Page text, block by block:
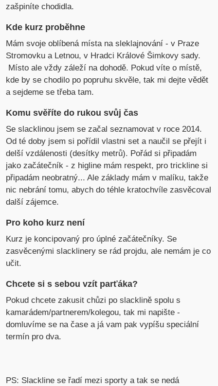
zašpiníte chodidla.
Kde kurz proběhne
Mám svoje oblíbená místa na sleklajnování - v Praze
Stromovku a Letnou, v Hradci Králové Šimkovy sady.
Místo ale vždy záleží na dohodě. Pokud víte o místě,
kde by se chodilo po popruhu skvěle, tak mi dejte vědět
a sejdeme se třeba tam.
Komu svěříte do rukou svůj čas
Se slacklinou jsem se začal seznamovat v roce 2014.
Od té doby jsem si pořídil vlastni set a naučil se přejít i
delší vzdálenosti (desítky metrů). Pořád si připadám
jako začátečník - z higline mám respekt, pro trickline si
připadám neobratný... Ale základy mám v malíku, takže
nic nebrání tomu, abych do téhle kratochvíle zasvěcoval
další zájemce.
Pro koho kurz není
Kurz je koncipovaný pro úplné začátečníky. Se
zasvěcenými slacklinery se rád projdu, ale nemám je co
učit.
Chcete si s sebou vzít parťáka?
Pokud chcete zakusit chůzi po slacklině spolu s
kamarádem/partnerem/kolegou, tak mi napište -
domluvíme se na čase a já vam pak vypíšu speciální
termín pro dva.
PS: Slackline se řadí mezi sporty a tak se nedá